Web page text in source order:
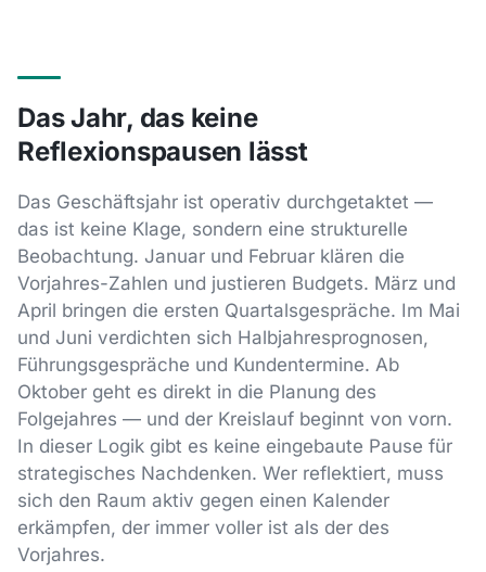
Das Jahr, das keine
Reflexionspausen lässt
Das Geschäftsjahr ist operativ durchgetaktet —
das ist keine Klage, sondern eine strukturelle
Beobachtung. Januar und Februar klären die
Vorjahres-Zahlen und justieren Budgets. März und
April bringen die ersten Quartalsgespräche. Im Mai
und Juni verdichten sich Halbjahresprognosen,
Führungsgespräche und Kundentermine. Ab
Oktober geht es direkt in die Planung des
Folgejahres — und der Kreislauf beginnt von vorn.
In dieser Logik gibt es keine eingebaute Pause für
strategisches Nachdenken. Wer reflektiert, muss
sich den Raum aktiv gegen einen Kalender
erkämpfen, der immer voller ist als der des
Vorjahres.